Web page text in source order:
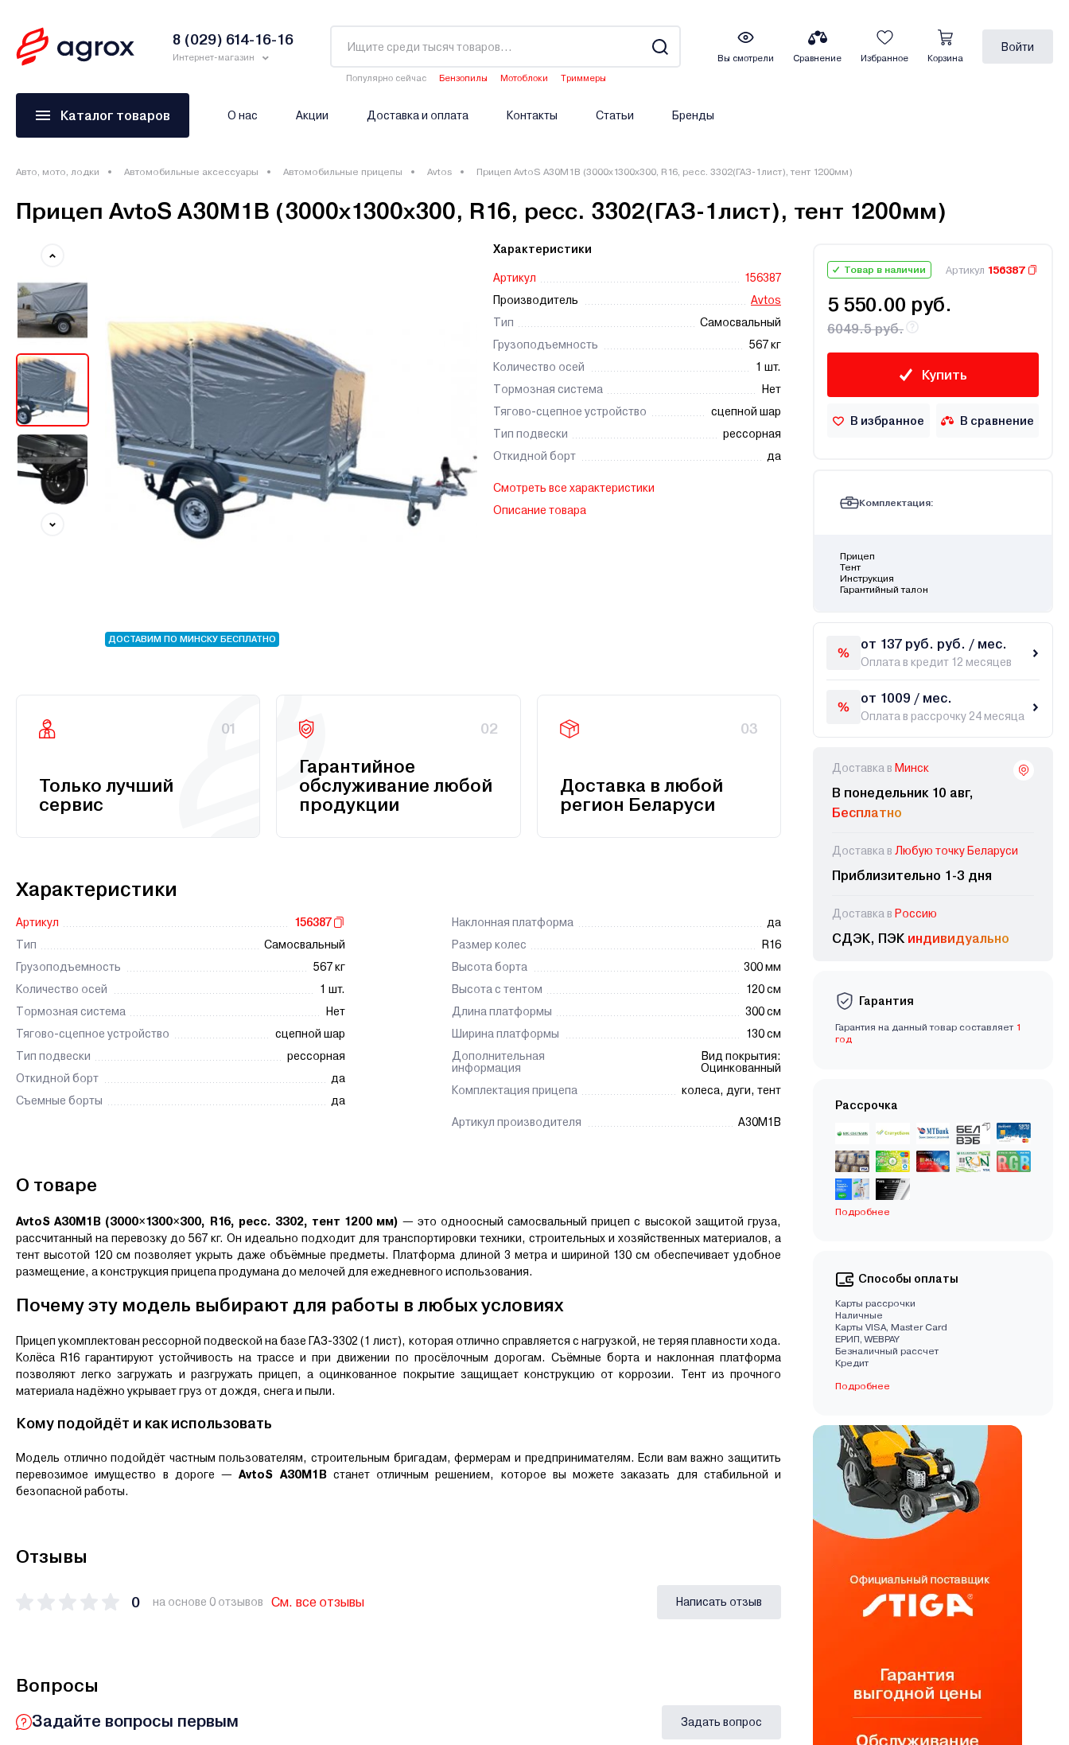
8 (029) 614-16-16
Интернет-магазин
Популярно сейчас Бензопилы Мотоблоки
Триммеры
Вы смотрели Сравнение Избранное Корзина
Войти
Каталог товаров О нас Акции Доставка и оплата Контакты Статьи Бренды
Авто, мото, лодки Автомобильные аксессуары Автомобильные прицепы Avtos Прицеп AvtoS А30М1В (3000x1300x300, R16, ресс. 3302(ГАЗ-1лист), тент 1200мм)
Прицеп AvtoS А30М1В (3000x1300x300, R16, ресс. 3302(ГАЗ-1лист), тент 1200мм)
ДОСТАВИМ ПО МИНСКУ БЕСПЛАТНО
Характеристики
Артикул
156387
Производитель
Avtos
Тип
Самосвальный
Грузоподъемность
567 кг
Количество осей
1 шт.
Тормозная система
Нет
Тягово-сцепное устройство
сцепной шар
Тип подвески
рессорная
Откидной борт
да
Смотреть все характеристики
Описание товара
01
Только лучший
сервис
02
Гарантийное
обслуживание любой
продукции
03
Доставка в любой
регион Беларуси
Характеристики
Артикул
156387
Тип
Самосвальный
Грузоподъемность
567 кг
Количество осей
1 шт.
Тормозная система
Нет
Тягово-сцепное устройство
сцепной шар
Тип подвески
рессорная
Откидной борт
да
Съемные борты
да
Наклонная платформа
да
Размер колес
R16
Высота борта
300 мм
Высота с тентом
120 см
Длина платформы
300 см
Ширина платформы
130 см
Дополнительная
информация
Вид покрытия:
Оцинкованный
Комплектация прицепа
колеса, дуги, тент
Артикул производителя А30М1В
О товаре
AvtoS А30М1В (3000×1300×300, R16, ресс. 3302, тент 1200 мм) — это одноосный самосвальный прицеп с высокой защитой груза,
рассчитанный на перевозку до 567 кг. Он идеально подходит для транспортировки техники, строительных и хозяйственных материалов, а
тент высотой 120 см позволяет укрыть даже объёмные предметы. Платформа длиной 3 метра и шириной 130 см обеспечивает удобное
размещение, а конструкция прицепа продумана до мелочей для ежедневного использования.
Почему эту модель выбирают для работы в любых условиях
Прицеп укомплектован рессорной подвеской на базе ГАЗ-3302 (1 лист), которая отлично справляется с нагрузкой, не теряя плавности хода.
Колёса R16 гарантируют устойчивость на трассе и при движении по просёлочным дорогам. Съёмные борта и наклонная платформа
позволяют легко загружать и разгружать прицеп, а оцинкованное покрытие защищает конструкцию от коррозии. Тент из прочного
материала надёжно укрывает груз от дождя, снега и пыли.
Кому подойдёт и как использовать
Модель отлично подойдёт частным пользователям, строительным бригадам, фермерам и предпринимателям. Если вам важно защитить
перевозимое имущество в дороге —AvtoS А30М1В станет отличным решением, которое вы можете заказать для стабильной и
безопасной работы.
Отзывы
0 на основе 0 отзывов См. все отзывы Написать отзыв
Вопросы
Задайте вопросы первым Задать вопрос
Товар в наличии Артикул 156387
5 550.00 руб.
6049.5 руб.
Купить
В избранное В сравнение
Комплектация:
Прицеп
Тент
Инструкция
Гарантийный талон
от 137 руб. руб. / мес.
Оплата в кредит 12 месяцев
от 1009 / мес.
Оплата в рассрочку 24 месяца
Доставка в Минск
В понедельник 10 авг,
Бесплатно
Доставка в Любую точку Беларуси
Приблизительно 1-3 дня
Доставка в Россию
СДЭК, ПЭК индивидуально
Гарантия
Гарантия на данный товар составляет 1
год
Рассрочка
Подробнее
Способы оплаты
Карты рассрочки
Наличные
Карты VISA, Master Card
EРИП, WEBPAY
Безналичный рассчет
Кредит
Подробнее